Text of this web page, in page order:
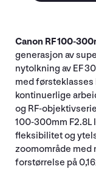
Canon RF 100-
generasjon av
nytolkning av EF
med førsteklasses
kontinuerlige
og RF-
100-300mm F2.8L
fleksibilitet og
zoomområde med
forstørrelse på